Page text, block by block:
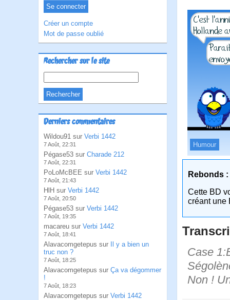
Créer un compte
Mot de passe oublié
Rechercher sur le site
Derniers commentaires
Wildou91 sur Verbi 1442
7 Août, 22:31
Pégase53 sur Charade 212
7 Août, 22:31
PoLoMcBEE sur Verbi 1442
7 Août, 21:43
HlH sur Verbi 1442
7 Août, 20:50
Pégase53 sur Verbi 1442
7 Août, 19:35
macareu sur Verbi 1442
7 Août, 18:41
Alavacomgetepus sur
Il y a bien un
truc non ?
7 Août, 18:25
Alavacomgetepus sur Ça va dégommer
!
7 Août, 18:23
Alavacomgetepus sur Verbi 1442
Humour
Rebonds :
Cette BD
créant une
Case
Non !